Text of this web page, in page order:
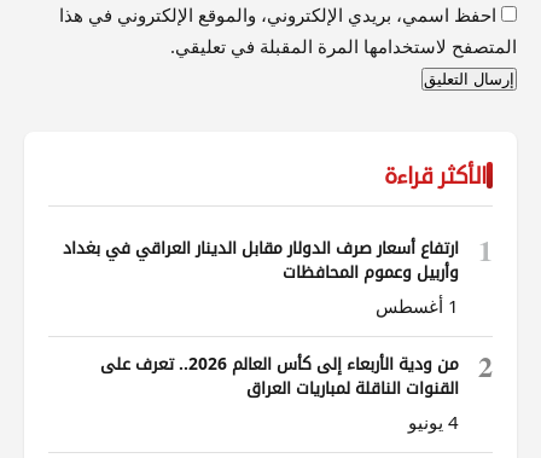
احفظ اسمي، بريدي الإلكتروني، والموقع الإلكتروني في هذا
المتصفح لاستخدامها المرة المقبلة في تعليقي.
الأكثر قراءة
1
ارتفاع أسعار صرف الدولار مقابل الدينار العراقي في بغداد
وأربيل وعموم المحافظات
1 أغسطس
2
من ودية الأربعاء إلى كأس العالم 2026.. تعرف على
القنوات الناقلة لمباريات العراق
4 يونيو